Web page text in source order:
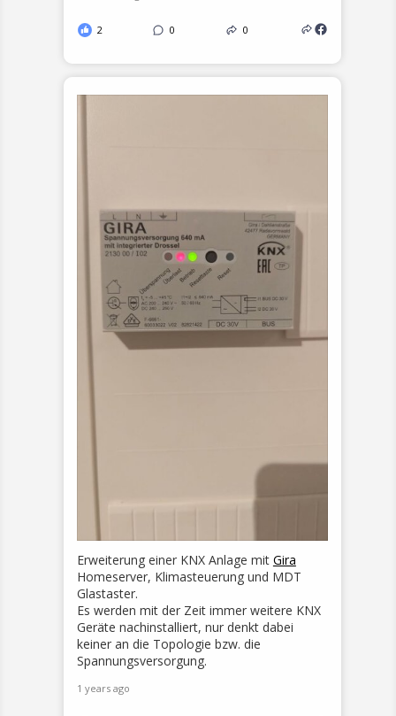
2 0 0
Erweiterung einer KNX Anlage mit Gira
Homeserver, Klimasteuerung und MDT
Glastaster.
Es werden mit der Zeit immer weitere KNX
Geräte nachinstalliert, nur denkt dabei
keiner an die Topologie bzw. die
Spannungsversorgung.
1 years ago